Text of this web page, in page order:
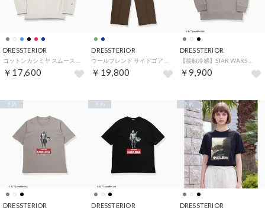
DRESSTERIOR
￥17,600
DRESSTERIOR
￥19,800
DRESSTERIOR
￥9,900
DRESSTERIOR
予約
DRESSTERIOR
予約
DRESSTERIOR
予約